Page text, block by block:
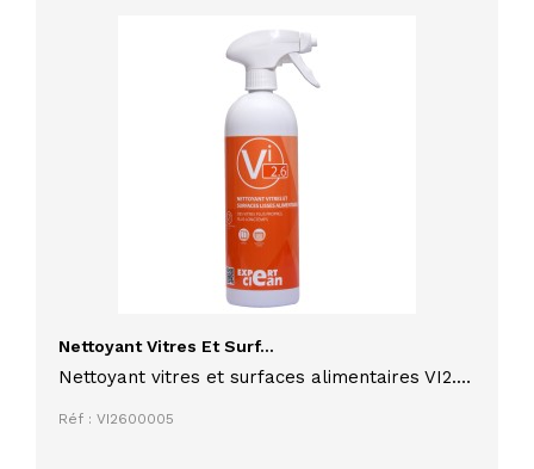
Nettoyant Vitres Et Surf...
Nettoyant vitres et surfaces alimentaires VI2.6
plexiglas, alu, inox
Réf : VI2600005